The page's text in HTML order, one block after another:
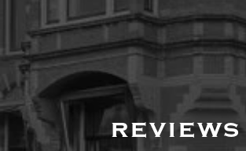
reviews